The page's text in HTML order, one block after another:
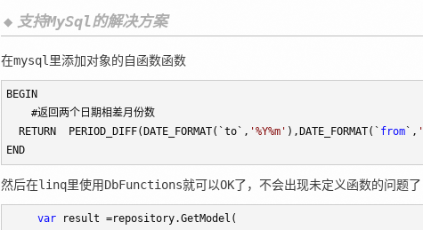
支持MySql的解决方案
在mysql里添加对象的自函数函数
BEGIN
    #返回两个日期相差月份数
  RETURN  PERIOD_DIFF(DATE_FORMAT(`to`,
'%Y%m ' ),DATE_FORMAT(` from `, '
END
然后在linq里使用DbFunctions就可以OK了，不会出现未定义函数的问题了
var result =repository.GetModel(